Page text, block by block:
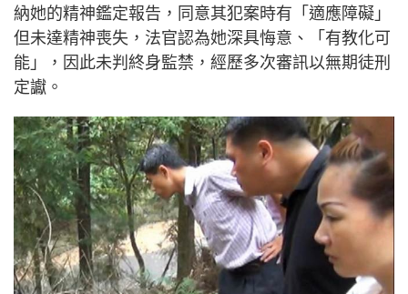
納她的精神鑑定報告，同意其犯案時有「適應障礙」
但未達精神喪失，法官認為她深具悔意、「有教化可
能」，因此未判終身監禁，經歷多次審訊以無期徒刑
定讞。